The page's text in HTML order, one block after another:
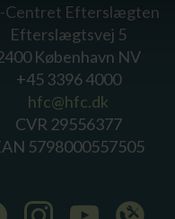
Centret Efterslægten
Efterslægtsvej 5
København NV
+45 3396 4000
hfc@hfc.dk
CVR 29556377
5798000557505